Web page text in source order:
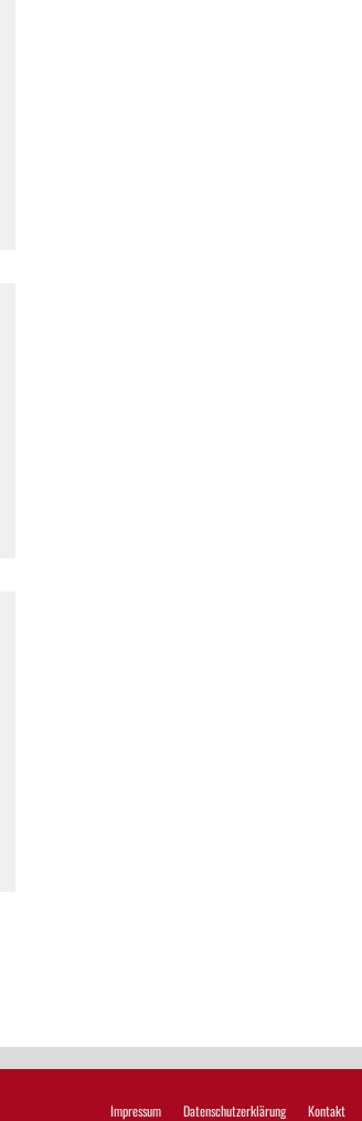
Impressum Datenschutzerklärung Kontakt